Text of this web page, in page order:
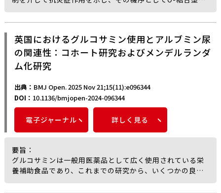
kudriavzevii）、C. parapsilosis、C. tropicalis の増殖
最小発育阻止濃度（MIC）は78～312 μg/mLの範囲で静菌
的作用を示し、最小殺菌濃度（MLC）は156～625 μg/mL
で殺菌的作用が認められたと報告されている。
糸状菌に対しては、Fusarium oxysporum（IC₅₀＝298
μg/mL）および F. solani（IC₅₀＝316.5 μg/mL）の菌糸
成長を有意に抑制した（p＜0.05）とされている。
蛍光顕微鏡および走査型電子顕微鏡による観察では、キト
オリゴ糖処理によって細胞膜の破壊および透過性亢進、活
性酸素種（ROS）の産生増加、細胞収縮や表面変形といっ
Fusarium 株が最終的に死滅した様子が確認されたと筆者
らは述べている。
また、イオン強度およびpHの影響を検討した結果、キトオ
リゴ糖の抗真菌作用にはイオン性相互作用と非イオン性相
ン硫酸に関する現在のエビデンスが批判的に検討され、安
全性、作用機序、ならびに膝、手、股関節OAの自然経過を
修飾し得る治療的可能性について整理されている。
その結果、これらの症候改善型遅効性薬は一定の安全性を
有し、特定の条件下では疾患進行に影響を及ぼす可能性が
示唆されるものの、臨床的意義を明確にするためには、さ
る。
アセチルグルコサミン修飾（O-GlcNAc修飾）の関与が示
唆されてきた。
イキン1β（IL-1β）刺激下におけるNF-κBシグナル関連分
子に対するグルコサミンおよびO-GlcNAc転移酵素阻害剤
であるアロキサン（alloxan）の影響が検討された。
その結果、グルコサミンはNF-κBのO-GlcNAc修飾を誘導
し、IL-1βによって惹起されるNF-κBの核内移行およびp65
サブユニットのリン酸化を顕著に抑制することが示され
た。
of κB）のリン酸化および分解を抑制していた。
加えて、IκBαをリン酸化するキナーゼであるIκBキナーゼ
β（IKKβ）に対してグルコサミンはO-GlcNAc修飾を促進す
ると同時に、そのリン酸化、すなわち活性化を抑制したと
報告されている。
これらNF-κB、IκBα、IKKβに対するグルコサミンの作用
は、アロキサン処理により打ち消された。
英国におけるグルコサミン使用とアルブミン尿
の関連性：コホート研究およびメンデルランダ
ム化研究
出典： BMJ Open. 2025 Nov 21;15(11):e096344
DOI： 10.1136/bmjopen-2024-096344
電子ジャーナル 詳しく見る
要旨 ：
グルコサミンは一般用医薬品として広く使用されている栄
養補助食品であり、これまでの研究から、いくつかの良好
な健康アウトカムとの関連が報告されてきた。
しかし、そうした関連を説明し得る生物学的機序は十分に